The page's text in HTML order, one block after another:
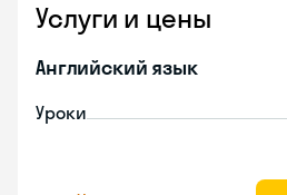
Услуги и цены
Английский язык
Уроки